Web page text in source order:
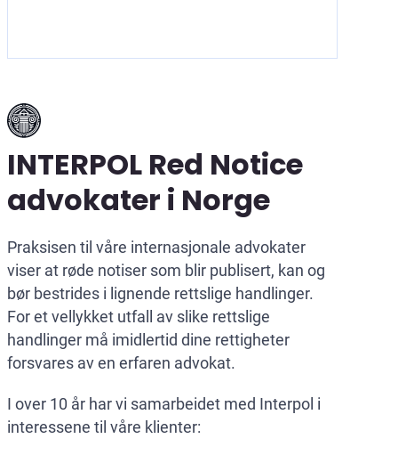
INTERPOL Red Notice
advokater i Norge
Praksisen til våre internasjonale advokater
viser at røde notiser som blir publisert, kan og
bør bestrides i lignende rettslige handlinger.
For et vellykket utfall av slike rettslige
handlinger må imidlertid dine rettigheter
forsvares av en erfaren advokat.
I over 10 år har vi samarbeidet med Interpol i
interessene til våre klienter: